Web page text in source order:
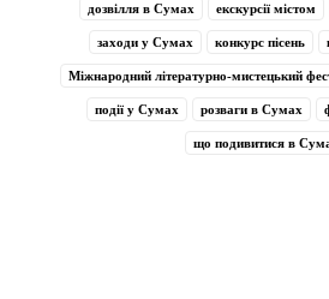
дозвілля в Сумах екскурсії містом
заходи у Сумах конкурс пісень
Міжнародний літературно-мистецький
події у Сумах розваги в Сумах
що подивитися в